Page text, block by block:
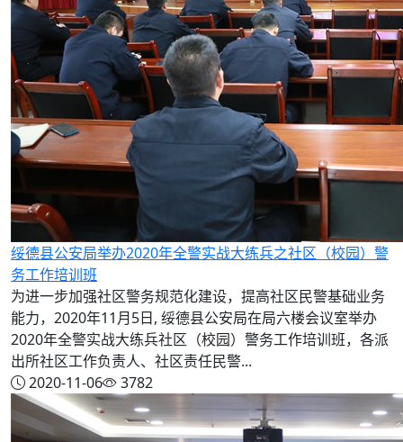
绥德县公安局举办2020年全警实战大练兵之社区（校园）警
务工作培训班
为进一步加强社区警务规范化建设，提高社区民警基础业务
能力，2020年11月5日, 绥德县公安局在局六楼会议室举办
2020年全警实战大练兵社区（校园）警务工作培训班，各派
出所社区工作负责人、社区责任民警...
2020-11-06
3782